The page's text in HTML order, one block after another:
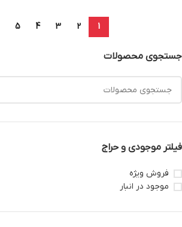
جستجوی محصولات
فیلتر موجودی و حراج
فروش ویژه
موجود در انبار
1
2
3
4
5